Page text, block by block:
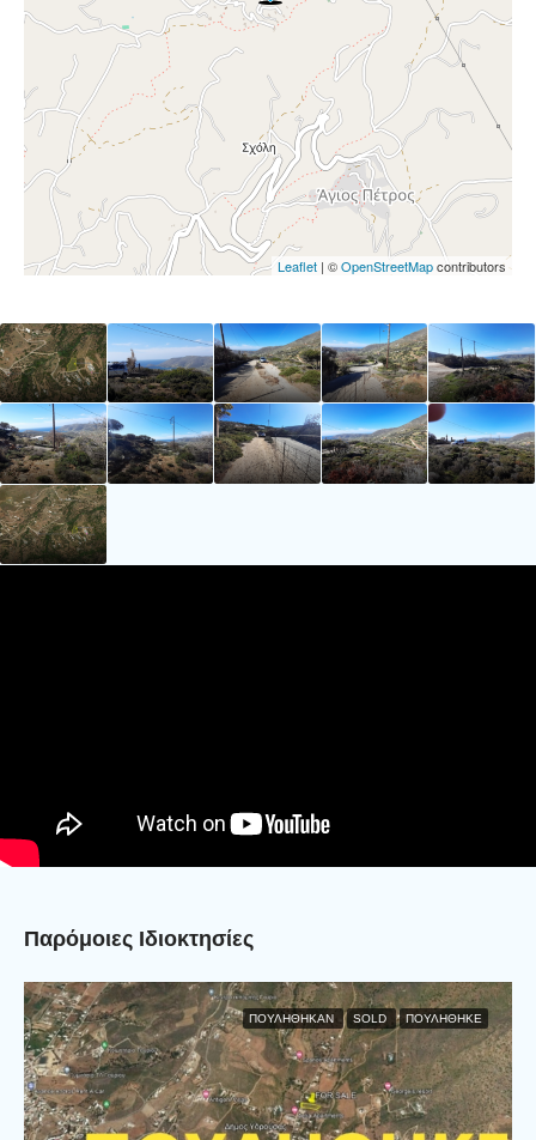
Leaflet | ©OpenStreetMapcontributors
Παρόμοιες Ιδιοκτησίες
ΠΟΥΛΉΘΗΚΑΝ SOLD ΠΟΥΛΗΘΗΚΕ